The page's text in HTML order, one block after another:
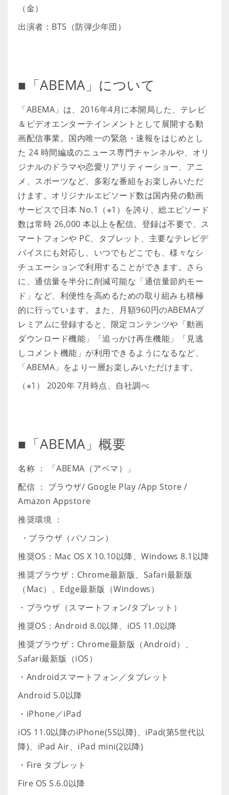
（金）
出演者：BTS（防弾少年団）
■「ABEMA」について
「ABEMA」は、2016年4月に本開局した、テレビ
＆ビデオエンターテインメントとして展開する動
画配信事業。国内唯一の緊急・速報をはじめとし
た 24 時間編成のニュース専門チャンネルや、オリ
ジナルのドラマや恋愛リアリティーショー、アニ
メ、スポーツなど、多彩な番組をお楽しみいただ
けます。オリジナルエピソード数は国内発の動画
サービスで日本 No.1（※1）を誇り、総エピソード
数は常時 26,000 本以上を配信。登録は不要で、ス
マートフォンや PC、タブレット、主要なテレビデ
バイスにも対応し、いつでもどこでも、様々なシ
チュエーションで利用することができます。さら
に、通信量を半分に削減可能な「通信量節約モー
ド」など、利便性を高めるための取り組みも積極
的に行っています。また、月額960円のABEMAプ
レミアムに登録すると、限定コンテンツや「動画
ダウンロード機能」「追っかけ再生機能」「見逃
しコメント機能」が利用できるようになるなど、
「ABEMA」をより一層お楽しみいただけます。
（※1） 2020年 7月時点、自社調べ
■「ABEMA」概要
名称 ： 「ABEMA（アベマ）」
配信 ： ブラウザ/ Google Play /App Store /
Amazon Appstore
推奨環境 ：
・ブラウザ（パソコン）
推奨OS：Mac OS X 10.10以降、Windows 8.1以降
推奨ブラウザ：Chrome最新版、Safari最新版
（Mac）、Edge最新版（Windows）
・ブラウザ（スマートフォン/タブレット）
推奨OS：Android 8.0以降、iOS 11.0以降
推奨ブラウザ：Chrome最新版（Android）、
Safari最新版（iOS）
・Androidスマートフォン／タブレット
Android 5.0以降
・iPhone／iPad
iOS 11.0以降のiPhone(5S以降)、iPad(第5世代以
降)、iPad Air、iPad mini(2以降)
・Fire タブレット
Fire OS 5.6.0以降